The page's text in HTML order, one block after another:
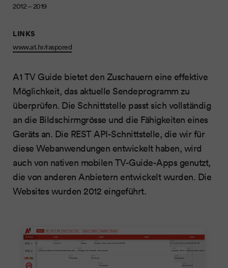
2012 – 2019
LINKS
www.a1.hr/raspored
A1 TV Guide bietet den Zuschauern eine effektive
Möglichkeit, das aktuelle Sendeprogramm zu
überprüfen. Die Schnittstelle passt sich vollständig
an die Bildschirmgrösse und die Fähigkeiten eines
Geräts an. Die REST API-Schnittstelle, die wir für
diese Webanwendungen entwickelt haben, wird
auch von nativen mobilen TV-Guide-Apps genutzt,
die von anderen Anbietern entwickelt wurden. Die
Websites wurden 2012 eingeführt.